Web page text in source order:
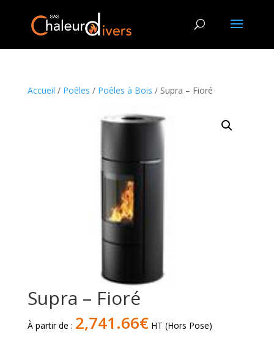
Accueil / Poêles / Poêles à Bois / Supra – Fioré
Supra – Fioré
À partir de : 2,741.66€ HT (Hors Pose)